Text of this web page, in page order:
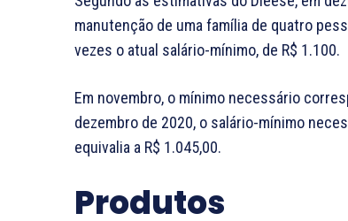
manutenção de uma família de quatro
vezes o atual salário-mínimo, de R$ 1.100.
Em novembro, o mínimo necessário
dezembro de 2020, o salário-mínimo
equivalia a R$ 1.045,00.
Produtos